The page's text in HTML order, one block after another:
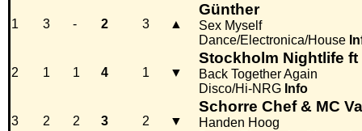
1 3 - 2 3 ▲
Günther
Sex Myself
Dance/Electronica/House
2 1 1 4 1 ▼
Stockholm Nightlife ft
Back Together Again
Disco/Hi-NRG Info
3 2 2 3 2 ▼
Schorre Chef & MC
Handen Hoog